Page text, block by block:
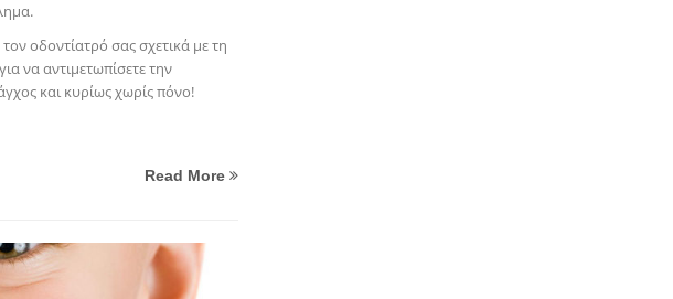
οδοντίατρό σας σχετικά με τη
να αντιμετωπίσετε την
και κυρίως χωρίς πόνο!
Read More